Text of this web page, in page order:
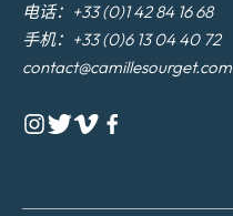
电话：+33 (0)1 42 84 16 68
手机：+33 (0)6 13 04 40 72
contact@camillesourget.com